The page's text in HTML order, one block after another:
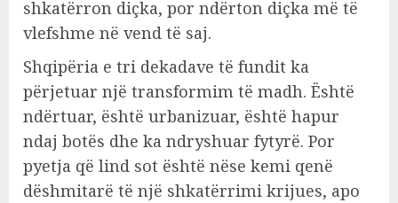
shkatërron diçka, por ndërton diçka më të
vlefshme në vend të saj.
Shqipëria e tri dekadave të fundit ka
përjetuar një transformim të madh. Është
ndërtuar, është urbanizuar, është hapur
ndaj botës dhe ka ndryshuar fytyrë. Por
pyetja që lind sot është nëse kemi qenë
dëshmitarë të një shkatërrimi krijues, apo